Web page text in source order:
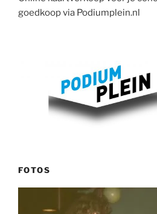
goedkoop via Podiumplein.nl
FOTOS